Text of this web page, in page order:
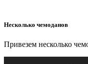
Несколько чемоданов
Привезем несколько